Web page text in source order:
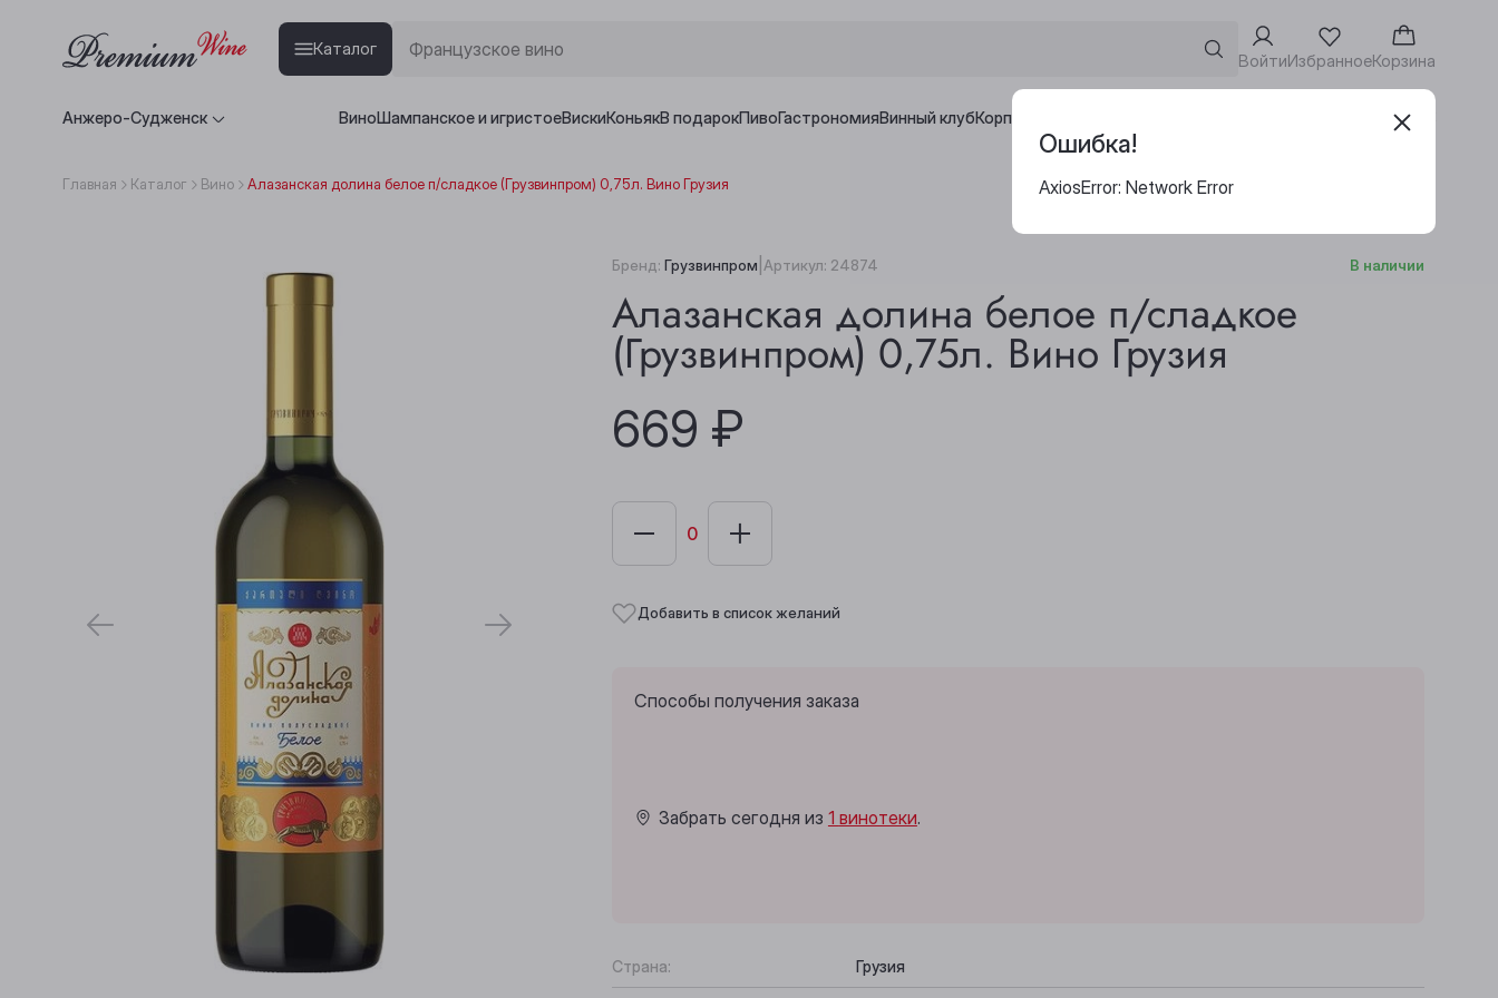
Каталог
ВойтиИзбранноеКорзина
Анжеро-Судженск ВиноШампанское и игристоеВискиКоньякВ подарокПивоГастрономияВинный клубКорпоративным клиентам Адреса винотек
Главная Каталог Вино Алазанская долина белое п/сладкое (Грузвинпром) 0,75л. Вино Грузия
Бренд: Грузвинпром Артикул: 24874 В наличии
Алазанская долина белое п/сладкое
(Грузвинпром) 0,75л. Вино Грузия
669 ₽
Добавить в список желаний
Способы получения заказа
Забрать сегодня из 1 винотеки.
Страна: Грузия
Ошибка!
AxiosError: Network Error